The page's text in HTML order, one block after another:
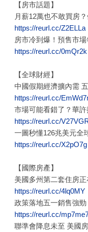
【房市話題】
月薪12萬也不敢買房
https://reurl.cc/Z2ELLa
房市冷到爆！預售市
https://reurl.cc/0mQr2k
【全球財經】
中國假期經濟擴內需
https://reurl.cc/
市場可能看錯了？華
https://reurl.cc/
一圖秒懂126兆美元全
https://reurl.cc/X2pO7g
【國際房產】
美國多州第二套住房
https://reurl.cc/4lq0MY
政策落地五一銷售強
https://reurl.cc/
聯準會降息未至 美國